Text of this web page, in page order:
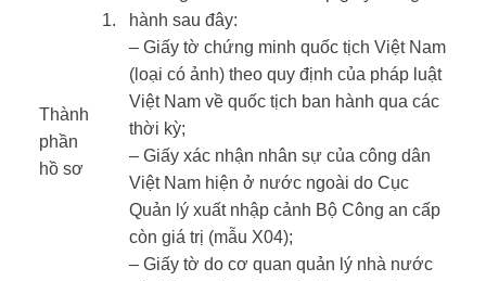
Thành
phần
hồ sơ ​
​1.
hành sau đây:
– Giấy tờ chứng minh quốc tịch Việt Nam
(loại có ảnh) theo quy định của pháp luật
Việt Nam về quốc tịch ban hành qua các
thời kỳ;
– Giấy xác nhận nhân sự của công dân
Việt Nam hiện ở nước ngoài do Cục
Quản lý xuất nhập cảnh Bộ Công an cấp
còn giá trị (mẫu X04);
– Giấy tờ do cơ quan quản lý nhà nước